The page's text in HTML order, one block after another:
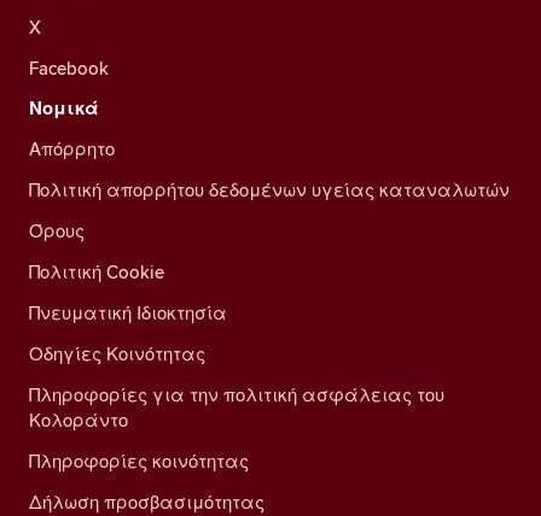
X
Facebook
Νομικά
Απόρρητο
Πολιτική απορρήτου δεδομένων υγείας καταναλωτών
Όρους
Πολιτική Cookie
Πνευματική Ιδιοκτησία
Οδηγίες Κοινότητας
Πληροφορίες για την πολιτική ασφάλειας του
Κολοράντο
Πληροφορίες κοινότητας
Δήλωση προσβασιμότητας